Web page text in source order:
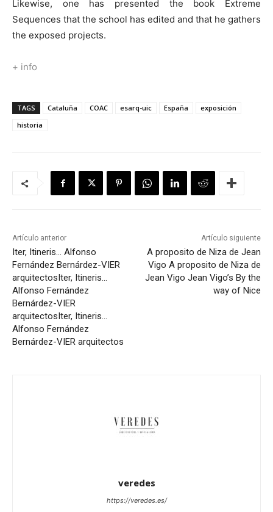
Likewise, one has presented the book Extreme
Sequences that the school has edited and that he gathers
the exposed projects.
+ info
TAGS Cataluña COAC esarq-uic España
exposición
historia
Artículo anterior
Iter, Itineris… Alfonso
Fernández Bernárdez-VIER
arquitectosIter, Itineris…
Alfonso Fernández
Bernárdez-VIER
arquitectosIter, Itineris…
Alfonso Fernández
Bernárdez-VIER arquitectos
Artículo siguiente
A proposito de Niza de Jean
Vigo A proposito de Niza de
Jean Vigo Jean Vigo’s By the
way of Nice
veredes
https://veredes.es/